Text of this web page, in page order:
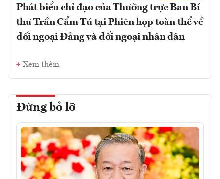
Phát biểu chỉ đạo của Thường trực Ban Bí
thư Trần Cẩm Tú tại Phiên họp toàn thể về
đối ngoại Đảng và đối ngoại nhân dân
Xem thêm
Đừng bỏ lỡ